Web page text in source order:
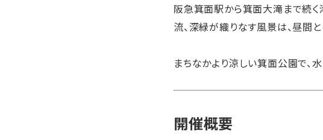
阪急箕面駅から箕面大滝まで続く
流、深緑が織りなす風景は、昼間
まちなかより涼しい箕面公園で、
開催概要